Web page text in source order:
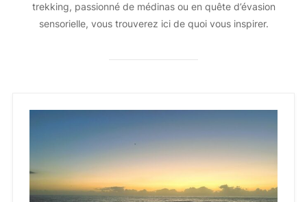
trekking, passionné de médinas ou en quête d’évasion
sensorielle, vous trouverez ici de quoi vous inspirer.